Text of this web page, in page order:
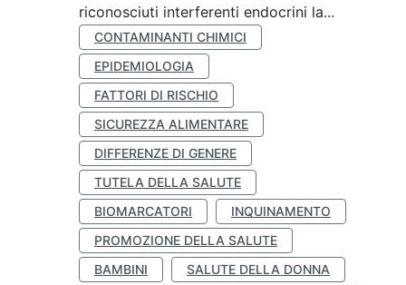
riconosciuti interferenti endocrini la...
CONTAMINANTI CHIMICI
EPIDEMIOLOGIA
FATTORI DI RISCHIO
SICUREZZA ALIMENTARE
DIFFERENZE DI GENERE
TUTELA DELLA SALUTE
BIOMARCATORI
INQUINAMENTO
PROMOZIONE DELLA SALUTE
BAMBINI
SALUTE DELLA DONNA